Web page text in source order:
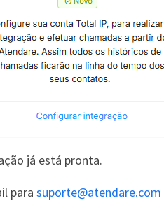
já está pronta.
para suporte@atendare.com